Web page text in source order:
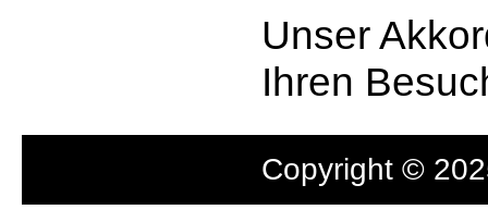
Unser
Ihren
Copyright ©